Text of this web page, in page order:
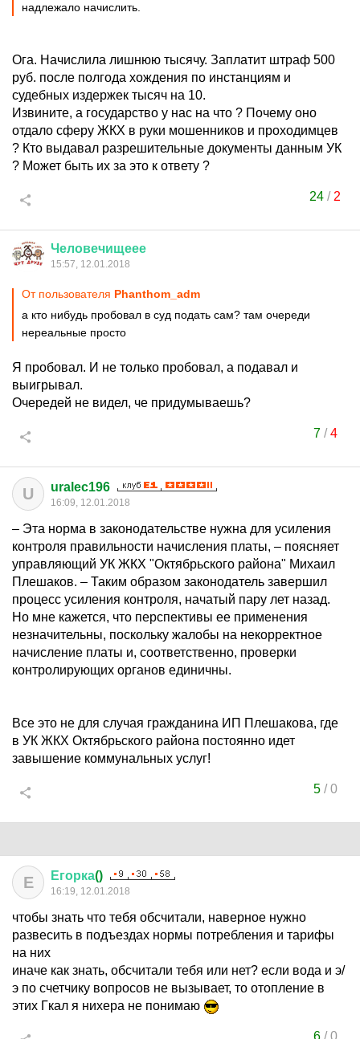
надлежало начислить.
Ога. Начислила лишнюю тысячу. Заплатит штраф 500
руб. после полгода хождения по инстанциям и
судебных издержек тысяч на 10.
Извините, а государство у нас на что ? Почему оно
отдало сферу ЖКХ в руки мошенников и проходимцев
? Кто выдавал разрешительные документы данным УК
? Может быть их за это к ответу ?
24 / 2
Человечищеее
15:57, 12.01.2018
От пользователя Phanthom_adm
а кто нибудь пробовал в суд подать сам? там очереди
нереальные просто
Я пробовал. И не только пробовал, а подавал и
выигрывал.
Очередей не видел, че придумываешь?
7/4
U uralec196
16:09, 12.01.2018
– Эта норма в законодательстве нужна для усиления
контроля правильности начисления платы, – поясняет
управляющий УК ЖКХ "Октябрьского района" Михаил
Плешаков. – Таким образом законодатель завершил
процесс усиления контроля, начатый пару лет назад.
Но мне кажется, что перспективы ее применения
незначительны, поскольку жалобы на некорректное
начисление платы и, соответственно, проверки
контролирующих органов единичны.
Все это не для случая гражданина ИП Плешакова, где
в УК ЖКХ Октябрьского района постоянно идет
завышение коммунальных услуг!
5/0
Е Егорка()
16:19, 12.01.2018
чтобы знать что тебя обсчитали, наверное нужно
развесить в подъездах нормы потребления и тарифы
на них
иначе как знать, обсчитали тебя или нет? если вода и э/
э по счетчику вопросов не вызывает, то отопление в
этих Гкал я нихера не понимаю
6/0